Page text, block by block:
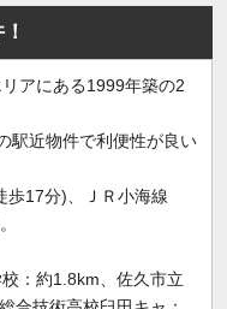
アにある1999年築の2
駅近物件で利便性が良い
歩17分)、ＪＲ小海線
：約1.8km、佐久市立